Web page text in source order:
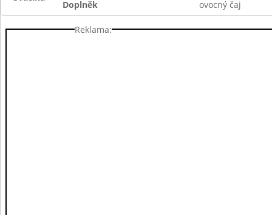
Doplněk ovocný čaj
Reklama: